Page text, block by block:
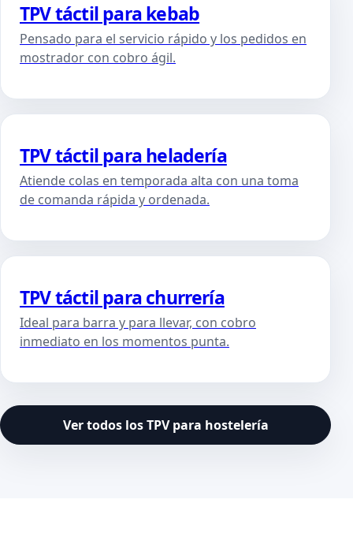
TPV táctil para kebab
Pensado para el servicio rápido y los pedidos en
mostrador con cobro ágil.
TPV táctil para heladería
Atiende colas en temporada alta con una toma
de comanda rápida y ordenada.
TPV táctil para churrería
Ideal para barra y para llevar, con cobro
inmediato en los momentos punta.
Ver todos los TPV para hostelería